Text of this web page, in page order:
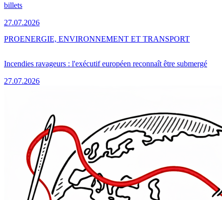
billets
27.07.2026
Incendies ravageurs : l'exécutif européen reconnaît être submergé
27.07.2026
PROENERGIE, ENVIRONNEMENT ET TRANSPORT